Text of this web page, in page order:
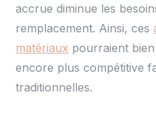
accrue diminue les
remplacement. Ainsi, ces
matériaux pourraient
encore plus compétitive
traditionnelles.